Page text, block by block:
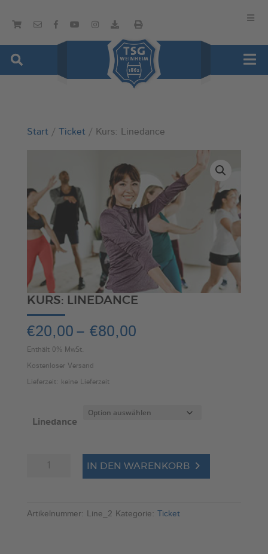
Start / Ticket / Kurs: Linedance
KURS: LINEDANCE
€20,00 – €80,00Preisspanne:
Enthält 0% MwSt.
Kostenloser Versand
Lieferzeit: keine Lieferzeit
Linedance
IN DEN WARENKORB
l
Artikelnummer: Line_2 Kategorie: Ticket